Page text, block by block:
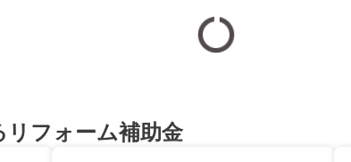
リフォーム補助金